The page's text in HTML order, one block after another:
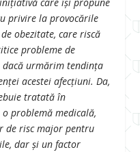
privire la provocările
obezitate, care riscă
probleme de
urmărim tendința
acestei afecțiuni. Da,
tratată în
problemă medicală,
de risc major pentru
dar și un factor